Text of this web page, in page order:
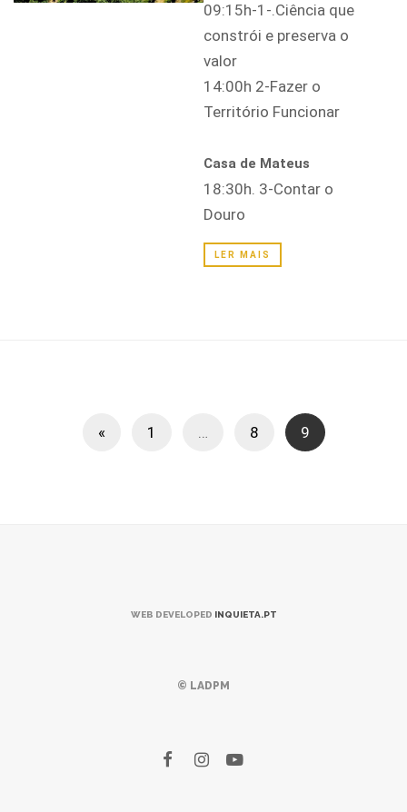
09:15h-1-.Ciência que
constrói e preserva o
valor
14:00h 2-Fazer o
Território Funcionar
Casa de Mateus
18:30h. 3-Contar o
Douro
LER MAIS
« 1 … 8 9
WEB DEVELOPED INQUIETA.PT
© LADPM